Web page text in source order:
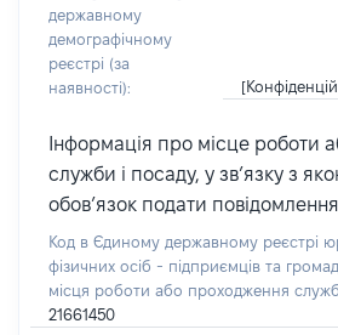
державному
демографічному
реєстрі (за
наявності):
Інформація про місце роботи
служби і посаду, у зв’язку з
обов’язок подати
Код в Єдиному державному реєстрі
фізичних осіб - підприємців та
місця роботи або проходження
21661450